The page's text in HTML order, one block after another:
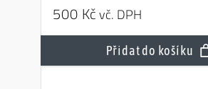
500Kčvč. DPH
Přidat do košíku